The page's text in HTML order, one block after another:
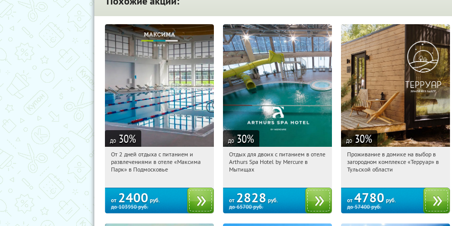
до 30%
12:41:07 Купили:
Московская обл., Дмитровский р-н, д.
От 2 дней отдыха с питанием и
развлечениями в отеле «Максима
Парк» в Подмосковье
от 2400 руб.
до103950руб.
до 30%
12:41:07
Купи первым!
Московская обл., г. Мытищи, д.
Отдых для двоих с питанием в отеле
Arthurs Spa Hotel by Mercure в
Мытищах
от 2828 руб.
до65700руб.
до 30%
12:41:07 Купили:
Тульская обл., Ясногорский р-н, с.
Проживание в домике на выбор в
загородном комплексе «Терруар» в
Тульской области
от 4780 руб.
до57400руб.